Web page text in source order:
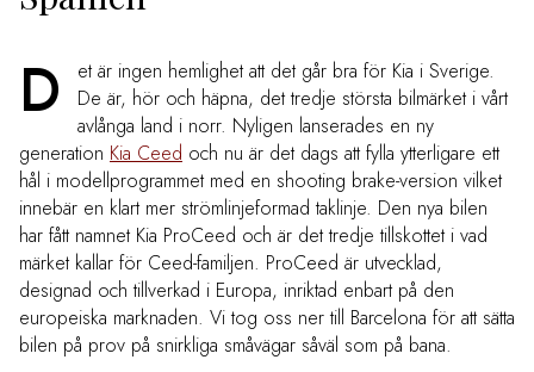
D
et är ingen hemlighet att det går bra för Kia i Sverige.
De är, hör och häpna, det tredje största bilmärket i vårt
avlånga land i norr. Nyligen lanserades en ny
generation Kia Ceed och nu är det dags att fylla ytterligare ett
hål i modellprogrammet med en shooting brake-version vilket
innebär en klart mer strömlinjeformad taklinje. Den nya bilen
har fått namnet Kia ProCeed och är det tredje tillskottet i vad
märket kallar för Ceed-familjen. ProCeed är utvecklad,
designad och tillverkad i Europa, inriktad enbart på den
europeiska marknaden. Vi tog oss ner till Barcelona för att sätta
bilen på prov på snirkliga småvägar såväl som på bana.